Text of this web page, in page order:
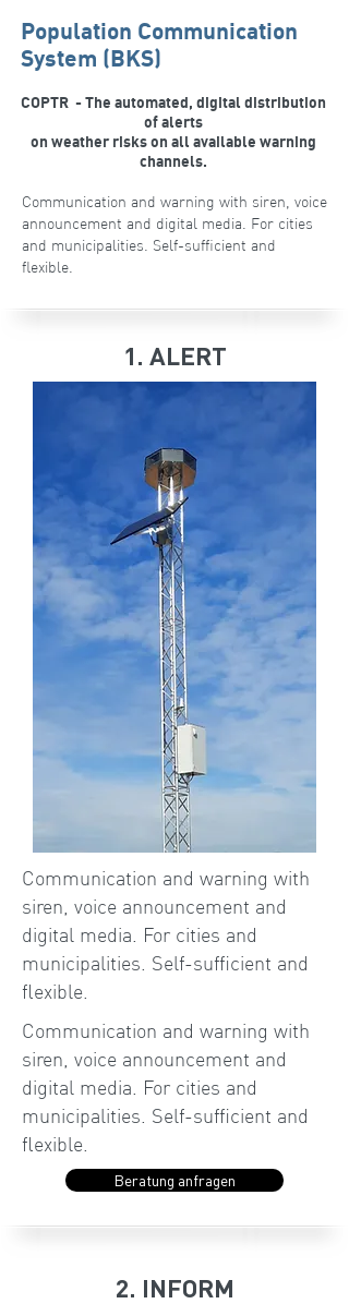
Population Communication
System (BKS)
COPTR - The automated, digital distribution
of alerts
on weather risks on all available warning
channels.
Communication and warning with siren, voice
announcement and digital media. For cities
and municipalities. Self-sufficient and
flexible.
1. ALERT
Communication and warning with
siren, voice announcement and
digital media. For cities and
municipalities. Self-sufficient and
flexible.
Communication and warning with
siren, voice announcement and
digital media. For cities and
municipalities. Self-sufficient and
flexible.
Beratung anfragen
2. INFORM